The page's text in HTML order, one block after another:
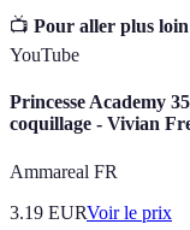
📺 Pour aller plus
YouTube
Princesse Academy
coquillage - Vivian
Ammareal FR
3.19 EURVoir le prix